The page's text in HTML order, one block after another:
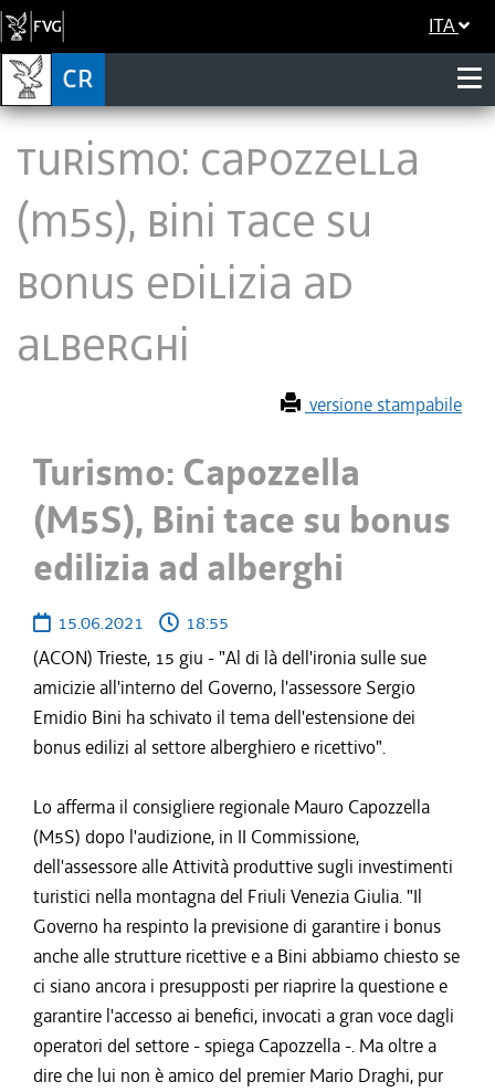
ITA
Turismo: Capozzella
(M5S), Bini tace su
bonus edilizia ad
alberghi
versione stampabile
Turismo: Capozzella
(M5S), Bini tace su bonus
edilizia ad alberghi
15.06.2021
18:55
(ACON) Trieste, 15 giu - "Al di là dell'ironia sulle sue
amicizie all'interno del Governo, l'assessore Sergio
Emidio Bini ha schivato il tema dell'estensione dei
bonus edilizi al settore alberghiero e ricettivo".
Lo afferma il consigliere regionale Mauro Capozzella
(M5S) dopo l'audizione, in II Commissione,
dell'assessore alle Attività produttive sugli investimenti
turistici nella montagna del Friuli Venezia Giulia. "Il
Governo ha respinto la previsione di garantire i bonus
anche alle strutture ricettive e a Bini abbiamo chiesto se
ci siano ancora i presupposti per riaprire la questione e
garantire l'accesso ai benefici, invocati a gran voce dagli
operatori del settore - spiega Capozzella -. Ma oltre a
dire che lui non è amico del premier Mario Draghi, pur